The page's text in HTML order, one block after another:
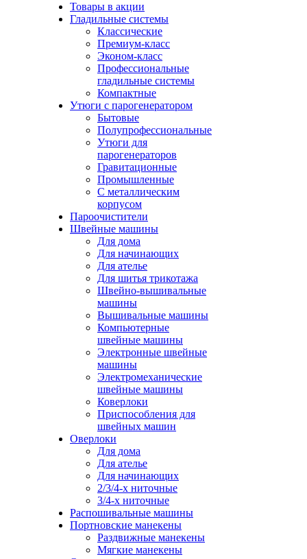
Товары в акции
Гладильные системы
Классические
Премиум-класс
Эконом-класс
Профессиональные
гладильные системы
Компактные
Утюги с парогенератором
Бытовые
Полупрофессиональные
Утюги для
парогенераторов
Гравитационные
Промышленные
С металлическим
корпусом
Пароочистители
Швейные машины
Для дома
Для начинающих
Для ателье
Для шитья трикотажа
Швейно-вышивальные
машины
Вышивальные машины
Компьютерные
швейные машины
Электронные швейные
машины
Электромеханические
швейные машины
Коверлоки
Приспособления для
швейных машин
Оверлоки
Для дома
Для ателье
Для начинающих
2/3/4-х ниточные
3/4-х ниточные
Распошивальные машины
Портновские манекены
Раздвижные манекены
Мягкие манекены